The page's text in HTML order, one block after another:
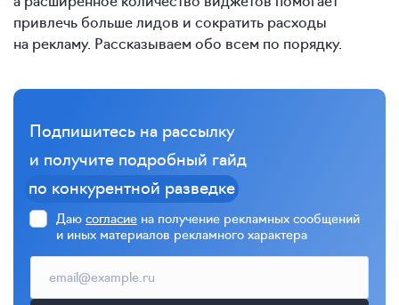
привлечь больше лидов и сократить расходы
на рекламу. Рассказываем обо всем по порядку.
Подпишитесь на рассылку
и получите подробный гайд
по конкурентной разведке
Даю согласие на получение рекламных сообщений
и иных материалов рекламного характера